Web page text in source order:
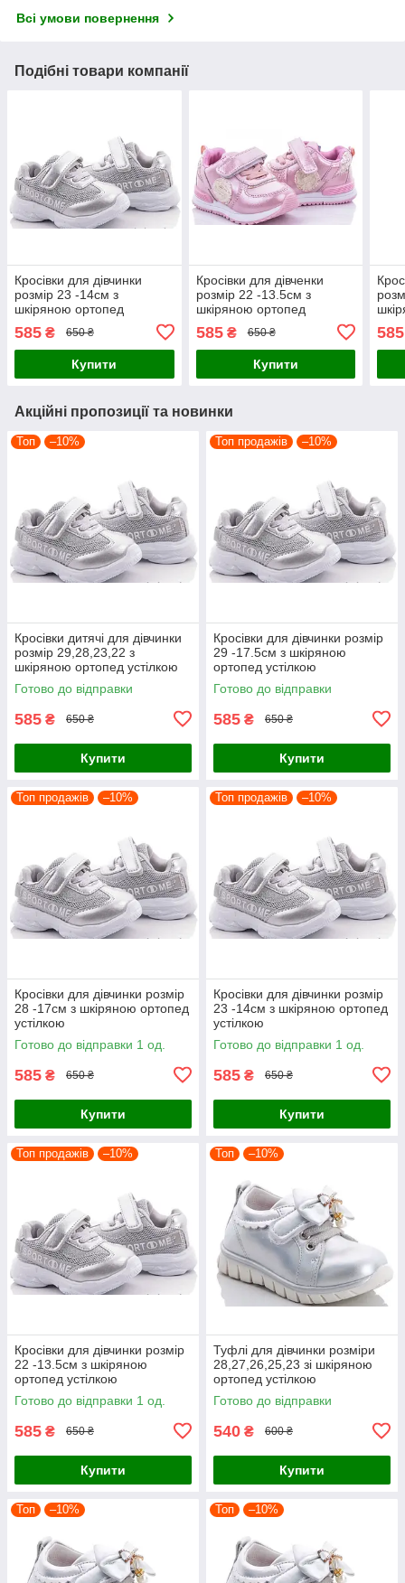
Всі умови повернення
Подібні товари компанії
Кросівки для дівчинки
розмір 23 -14см з
шкіряною ортопед
585 ₴ 650 ₴
Купити
Кросівки для дівченки
розмір 22 -13.5см з
шкіряною ортопед
585₴ 650 ₴
Купити
585
Акційні пропозиції та новинки
Топ –10%
Кросівки дитячі для дівчинки
розмір 29,28,23,22 з
шкіряною ортопед устілкою
Готово до відправки
585 ₴ 650 ₴
Купити
Топ продажів –10%
Кросівки для дівчинки розмір
29 -17.5см з шкіряною
ортопед устілкою
Готово до відправки
585 ₴ 650 ₴
Купити
Топ продажів –10%
Кросівки для дівчинки розмір
28 -17см з шкіряною ортопед
устілкою
Готово до відправки 1 од.
585 ₴ 650 ₴
Купити
Топ продажів –10%
Кросівки для дівчинки розмір
23 -14см з шкіряною ортопед
устілкою
Готово до відправки 1 од.
585 ₴ 650 ₴
Купити
Топ продажів –10%
Кросівки для дівчинки розмір
22 -13.5см з шкіряною
ортопед устілкою
Готово до відправки 1 од.
585 ₴ 650 ₴
Купити
Топ –10%
Туфлі для дівчинки розміри
28,27,26,25,23 зі шкіряною
ортопед устілкою
Готово до відправки
540 ₴ 600 ₴
Купити
Топ –10% Топ –10%